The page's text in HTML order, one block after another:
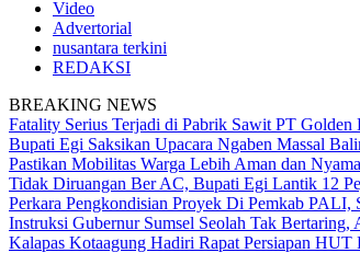
Video
Advertorial
nusantara terkini
REDAKSI
BREAKING NEWS
Fatality Serius Terjadi di Pabrik Sawit PT
Bupati Egi Saksikan Upacara Ngaben Massal
Pastikan Mobilitas Warga Lebih Aman dan
Tidak Diruangan Ber AC, Bupati Egi Lantik 12
Perkara Pengkondisian Proyek Di Pemkab
Instruksi Gubernur Sumsel Seolah Tak
Kalapas Kotaagung Hadiri Rapat Persiapan HUT